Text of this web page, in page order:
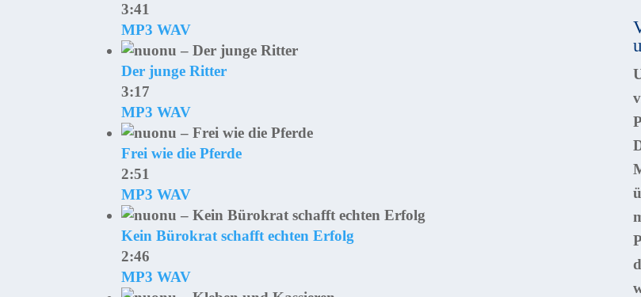
3:41
MP3 WAV
Der junge Ritter
3:17
MP3 WAV
Frei wie die Pferde
2:51
MP3 WAV
Kein Bürokrat schafft echten Erfolg
2:46
MP3 WAV